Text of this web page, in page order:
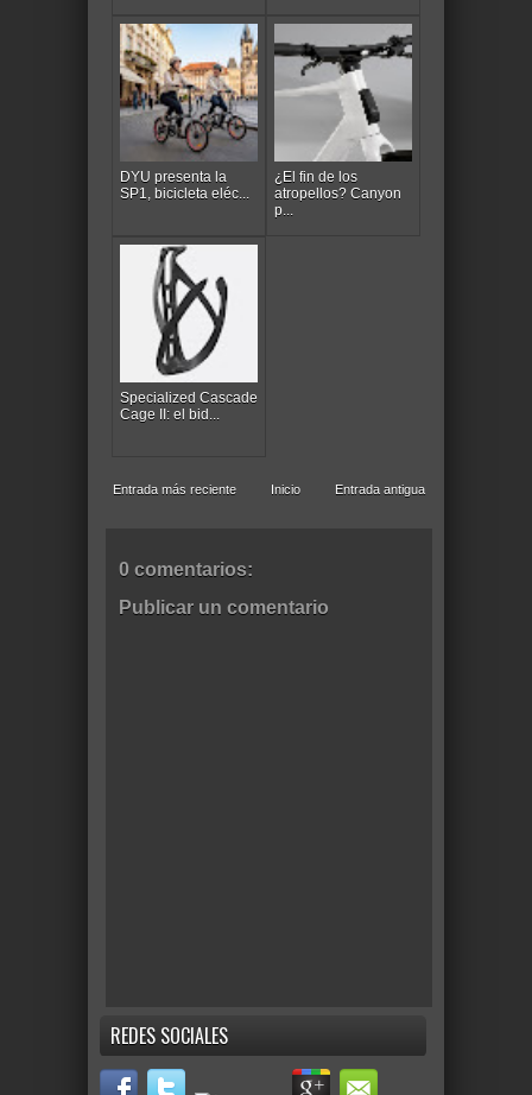
DYU presenta la
SP1, bicicleta eléc...
¿El fin de los
atropellos? Canyon
p...
Specialized Cascade
Cage II: el bid...
Entrada más reciente Entrada antigua
Inicio
0 comentarios:
Publicar un comentario
REDES SOCIALES